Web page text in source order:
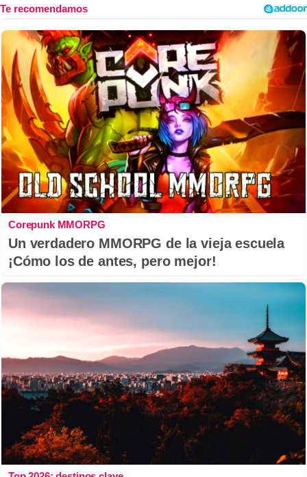
Corepunk MMORPG
Un verdadero MMORPG de la vieja escuela
¡Cómo los de antes, pero mejor!